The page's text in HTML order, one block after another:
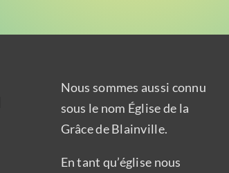
Nous sommes aussi connu
sous le nom Église de la
Grâce de Blainville.
En tant qu’église nous